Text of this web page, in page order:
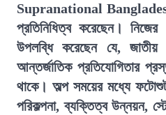
Supranational Bangladesh
প্রতিনিধিত্ব করেছেন।
উপলব্ধি করেছেন যে, জাতীয়
আন্তর্জাতিক প্রতিযোগিতার
থাকে। অল্প সময়ের মধ্যে
পরিকল্পনা, ব্যক্তিত্ব উন্নয়ন,